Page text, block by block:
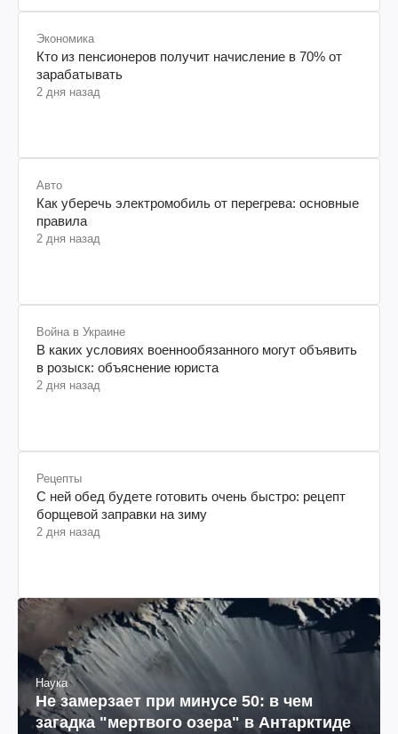
Экономика
Кто из пенсионеров получит начисление в 70% от
зарабатывать
2 дня назад
Авто
Как уберечь электромобиль от перегрева: основные
правила
2 дня назад
Война в Украине
В каких условиях военнообязанного могут объявить
в розыск: объяснение юриста
2 дня назад
Рецепты
С ней обед будете готовить очень быстро: рецепт
борщевой заправки на зиму
2 дня назад
Наука
Не замерзает при минусе 50: в чем
загадка "мертвого озера" в Антарктиде